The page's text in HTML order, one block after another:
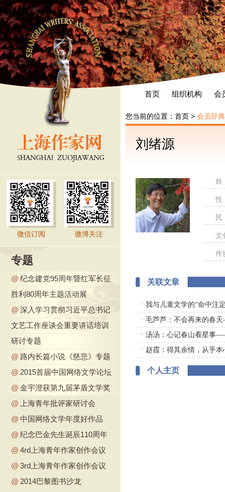
首页 组织机构 会
微信订阅 微博关注
专题
@ 纪念建党95周年暨红军长征
胜利80周年主题活动展
@ 深入学习贯彻习近平总书记
文艺工作座谈会重要讲话培训
研讨专题
@ 路内长篇小说《慈悲》专题
@ 2015首届中国网络文学论坛
@ 金宇澄获第九届茅盾文学奖
@
上海青年批评家研讨会
@ 中国网络文学年度好作品
@ 纪念巴金先生诞辰110周年
@ 4rd上海青年作家创作会议
@ 3rd上海青年作家创作会议
@ 2014巴黎图书沙龙
您当前的位置： 首页 > 会员辞典
刘绪源
文
作
关联文章
· 我与儿童文学的“命中注
· 毛芦芦：不会再来的春
· 汤汤：心记春山看星事
· 赵霞：得其余情，从乎
个人主页